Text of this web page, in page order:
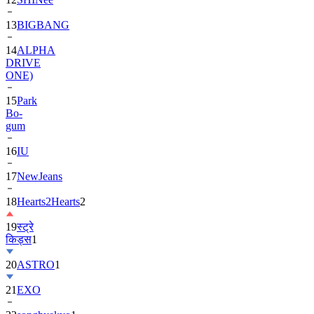
13BIGBANG
14ALPHA
DRIVE
ONE)
15Park
Bo-
gum
16IU
17NewJeans
18Hearts2Hearts2
19स्ट्रे
किड्स1
20ASTRO1
21EXO